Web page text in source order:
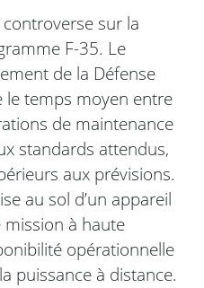
controverse sur la
F-35. Le
de la Défense
le temps moyen entre
de maintenance
standards attendus,
aux prévisions.
au sol d’un appareil
à haute
opérationnelle
puissance à distance.